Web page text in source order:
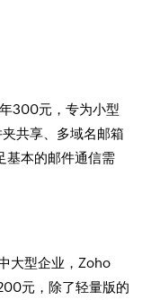
300元，专为小型
共享、多域名邮箱
基本的邮件通信需
大型企业，Zoho
元，除了轻量版的